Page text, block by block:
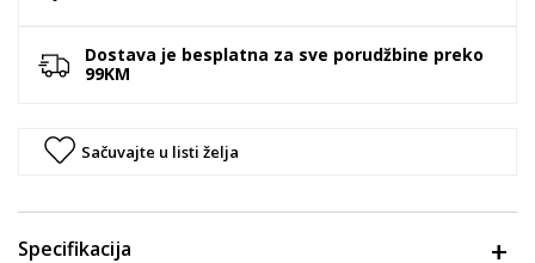
Dostava je besplatna za sve porudžbine preko
99KM
Sačuvajte u listi želja
Specifikacija